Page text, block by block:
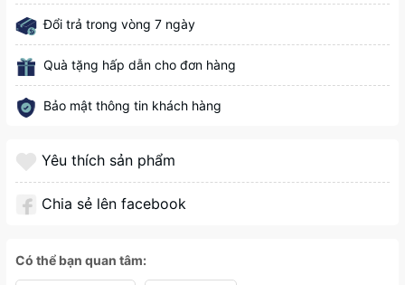
Đổi trả trong vòng 7 ngày
Quà tặng hấp dẫn cho đơn hàng
Bảo mật thông tin khách hàng
Yêu thích sản phẩm
Chia sẻ lên facebook
Có thể bạn quan tâm: